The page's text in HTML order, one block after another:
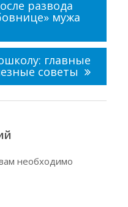
развода
мужа
главные
советы
необходимо